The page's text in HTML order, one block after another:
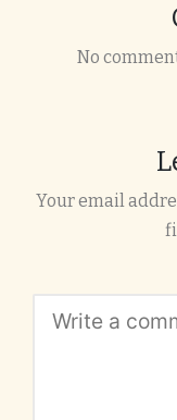
No
Your email